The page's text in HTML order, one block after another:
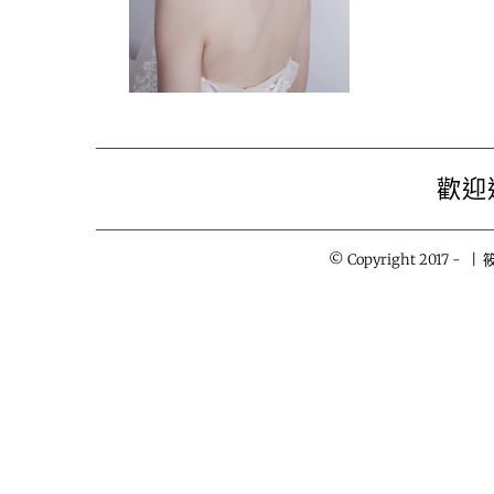
歡迎
© Copyright 2017 - |